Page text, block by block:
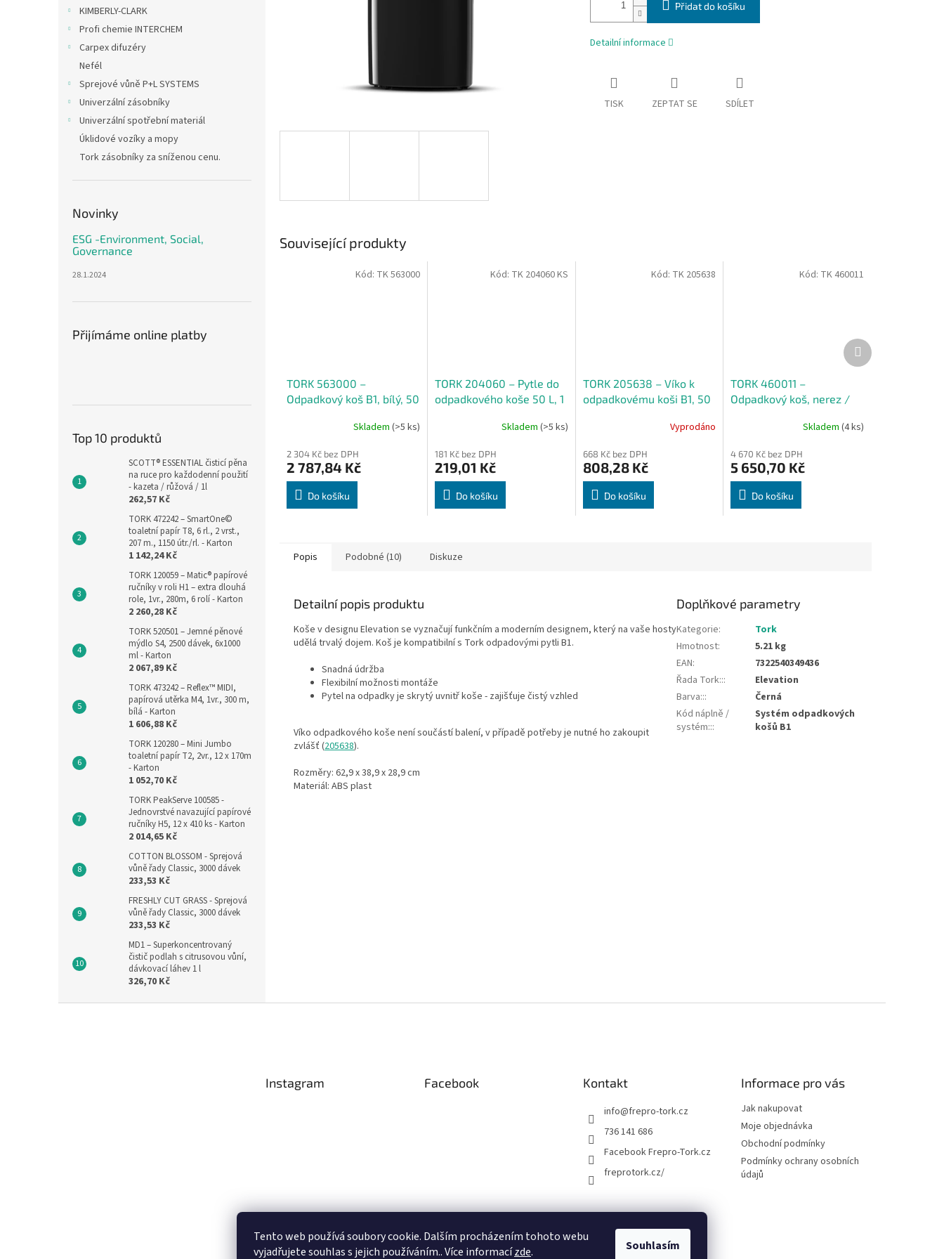
Tento web používá soubory cookie. Dalším procházením tohoto webu
vyjadřujete souhlas s jejich používáním.. Více informacízde. Souhlasím
KIMBERLY-CLARK
Profi chemie INTERCHEM
Carpex difuzéry
Nefél
Sprejové vůně P+L SYSTEMS
Univerzální zásobníky
Univerzální spotřební materiál
Úklidové vozíky a mopy
Tork zásobníky za sníženou cenu.
Novinky
ESG -Environment, Social,
Governance
28.1.2024
Přijímáme online platby
Top 10 produktů
SCOTT® ESSENTIAL čisticí pěna
na ruce pro každodenní použití
- kazeta / růžová / 1l
262,57 Kč
TORK 472242 – SmartOne©
toaletní papír T8, 6 rl., 2 vrst.,
207 m., 1150 útr./rl. - Karton
1 142,24 Kč
TORK 120059 – Matic® papírové
ručníky v roli H1 – extra dlouhá
role, 1vr., 280m, 6 rolí - Karton
2 260,28 Kč
TORK 520501 – Jemné pěnové
mýdlo S4, 2500 dávek, 6x1000
ml - Karton
2 067,89 Kč
TORK 473242 – Reflex™ MIDI,
papírová utěrka M4, 1vr., 300 m,
bílá - Karton
1 606,88 Kč
TORK 120280 – Mini Jumbo
toaletní papír T2, 2vr., 12 x 170m
- Karton
1 052,70 Kč
TORK PeakServe 100585 -
Jednovrstvé navazující papírové
ručníky H5, 12 x 410 ks - Karton
2 014,65 Kč
COTTON BLOSSOM - Sprejová
vůně řady Classic, 3000 dávek
233,53 Kč
FRESHLY CUT GRASS - Sprejová
vůně řady Classic, 3000 dávek
233,53 Kč
MD1 – Superkoncentrovaný
čistič podlah s citrusovou vůní,
dávkovací láhev 1 l
326,70 Kč
Přidat do košíku
Detailní informace
TISK ZEPTAT SE SDÍLET
Související produkty
TORK 563000 –
Odpadkový koš B1, bílý, 50
Skladem (>5 ks)
2 304 Kč bez DPH
2 787,84 Kč
Do košíku
Kód: TK 563000
TORK 204060 – Pytle do
odpadkového koše 50 L, 1
Skladem (>5 ks)
181 Kč bez DPH
219,01 Kč
Do košíku
Kód: TK 204060 KS
TORK 205638 – Víko k
odpadkovému koši B1, 50
Vyprodáno
668 Kč bez DPH
808,28 Kč
Do košíku
Kód: TK 205638
TORK 460011 –
Odpadkový koš, nerez /
Skladem (4 ks)
4 670 Kč bez DPH
5 650,70 Kč
Do košíku
Kód: TK 460011
Další
produkt
Popis Podobné (10) Diskuze
Detailní popis produktu
Koše v designu Elevation se vyznačují funkčním a moderním designem, který na vaše hosty
udělá trvalý dojem. Koš je kompatibilní s Tork odpadovými pytli B1.
Snadná údržba
Flexibilní možnosti montáže
Pytel na odpadky je skrytý uvnitř koše - zajišťuje čistý vzhled
Víko odpadkového koše není součástí balení, v případě potřeby je nutné ho zakoupit
zvlášť (205638).
Rozměry: 62,9 x 38,9 x 28,9 cm
Materiál: ABS plast
Doplňkové parametry
Kategorie:
Tork
Hmotnost:
5.21 kg
EAN:
7322540349436
Řada Tork:::
Elevation
Barva:::
Černá
Kód náplně /
systém:::
Systém odpadkových
košů B1
Instagram Facebook Kontakt
info@frepro-tork.cz
736 141 686
Facebook Frepro-Tork.cz
freprotork.cz/
Informace pro vás
Jak nakupovat
Moje objednávka
Obchodní podmínky
Podmínky ochrany osobních
údajů
Facebook FREPRO-TORK.CZ Instagram FREPRO-TORK.cz